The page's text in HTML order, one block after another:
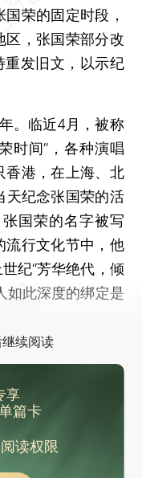
荣的固定时段，
区，张国荣部分改
发旧文，以示纪
临近4月，被称
时间”，各种演唱
香港，在上海、北
天纪念张国荣的活
国荣的名字被写
流行文化节中，他
纪“芳华绝代，倾
如此深度的绑定是
继续阅读
享
篇卡
读权限